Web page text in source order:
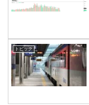
トピック